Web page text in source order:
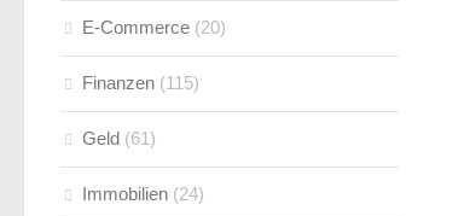
E-Commerce (20)
Finanzen (115)
Geld (61)
Immobilien (24)